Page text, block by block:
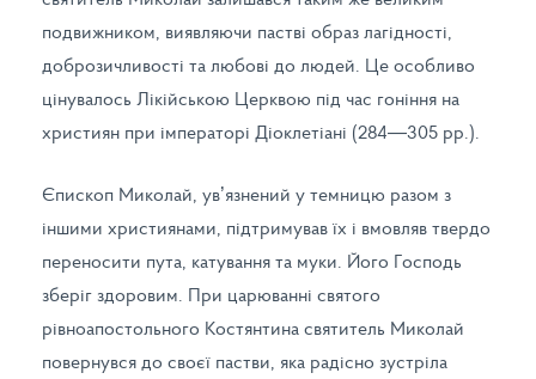
подвижником, виявляючи пастві образ лагідності,
доброзичливості та любові до людей. Це особливо
цінувалось Лікійською Церквою під час гоніння на
християн при імператорі Діоклетіані (284—305 pp.).
Єпископ Миколай, ув’язнений у темницю разом з
іншими християнами, підтримував їх і вмовляв твердо
переносити пута, катування та муки. Його Господь
зберіг здоровим. При царюванні святого
рівноапостольного Костянтина святитель Миколай
повернувся до своєї пастви, яка радісно зустріла